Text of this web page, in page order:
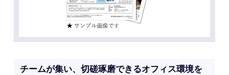
チームが集い、切磋琢磨できるオフィス環境を